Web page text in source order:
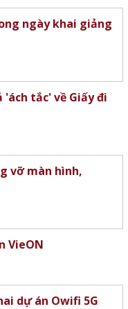
ngày khai giảng
tắc' về Giấy đi
vỡ màn hình,
VieON
dự án Owifi 5G